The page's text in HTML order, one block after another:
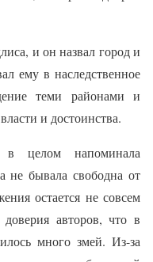
и он назвал город и
ему в наследственное
теми районами и
и достоинства.
целом напоминала
не бывала свободна от
остается не совсем
авторов, что в
много змей. Из-за